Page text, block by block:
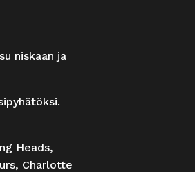
niskaan ja
Heads,
Charlotte